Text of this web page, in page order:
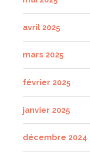
avril 2025
mars 2025
février 2025
janvier 2025
décembre 2024